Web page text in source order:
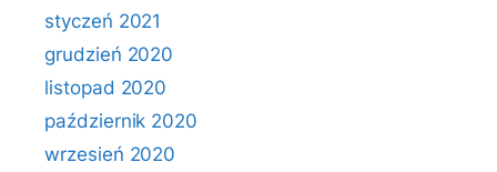
styczeń 2021
grudzień 2020
listopad 2020
październik 2020
wrzesień 2020